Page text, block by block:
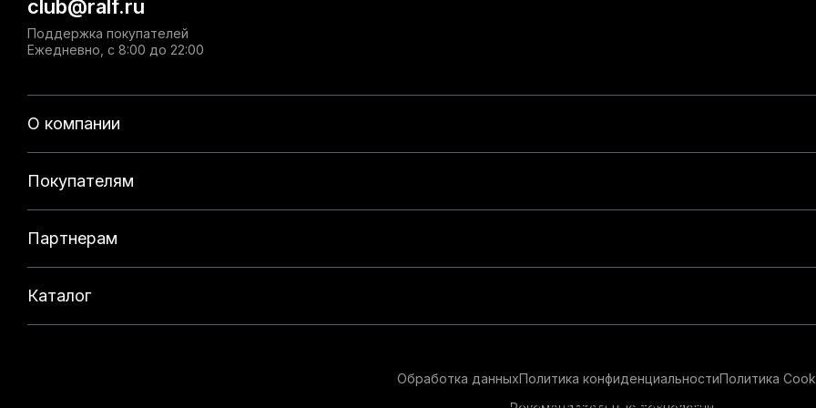
О компании
Покупателям
Партнерам
Каталог
club@ralf.ru
Поддержка покупателей
Ежедневно, с 8:00 до 22:00
Обработка данныхПолитика конфиденциальностиПолитика